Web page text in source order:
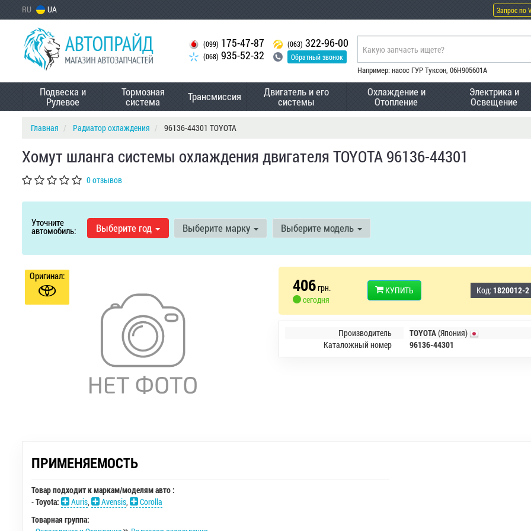
RU UA Запрос по
(099) 175-47-87
(068) 935-52-32
(063) 322-96-00
Обратный звонок
Например: насос ГУР Туксон, 06H905601A
Подвеска и
Рулевое
Тормозная
система Трансмиссия Двигатель и его
системы
Охлаждение и
Отопление
Электрика и
Освещение
Главная Радиатор охлаждения 96136-44301 TOYOTA
Хомут шланга системы охлаждения двигателя TOYOTA 96136-44301
0 отзывов
Уточните
автомобиль: Выберите год Выберите марку Выберите модель
Оригинал: 406грн.
сегодня
КУПИТЬ Код: 1820012-2
Производитель TOYOTA(Япония)
Каталожный номер
96136-44301
ПРИМЕНЯЕМОСТЬ
Товар подходит к маркам/моделям авто :
-Toyota: Auris, Avensis,
Corolla
Товарная группа: